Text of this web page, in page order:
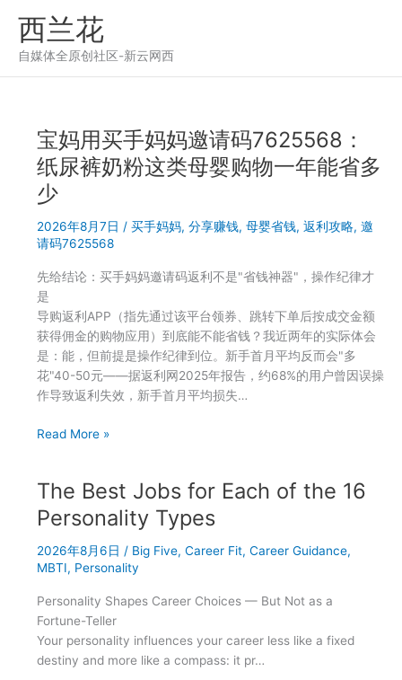
西兰花
自媒体全原创社区-新云网西
宝妈用买手妈妈邀请码7625568：
纸尿裤奶粉这类母婴购物一年能省多
少
2026年8月7日 / 买手妈妈, 分享赚钱, 母婴省钱, 返利攻略, 邀
请码7625568
先给结论：买手妈妈邀请码返利不是"省钱神器"，操作纪律才
是
导购返利APP（指先通过该平台领券、跳转下单后按成交金额
获得佣金的购物应用）到底能不能省钱？我近两年的实际体会
是：能，但前提是操作纪律到位。新手首月平均反而会"多
花"40-50元——据返利网2025年报告，约68%的用户曾因误操
作导致返利失效，新手首月平均损失…
宝
手
妈
邀
Read More »
The Best Jobs for Each of the 16
Personality Types
2026年8月6日 / Big Five, Career Fit, Career Guidance,
MBTI, Personality
Personality Shapes Career Choices — But Not as a
Fortune-Teller
Your personality influences your career less like a fixed
destiny and more like a compass: it pr…